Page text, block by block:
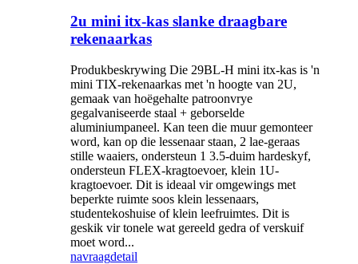
2u mini itx-kas slanke draagbare
rekenaarkas
Produkbeskrywing Die 29BL-H mini itx-kas is 'n
mini TIX-rekenaarkas met 'n hoogte van 2U,
gemaak van hoëgehalte patroonvrye
gegalvaniseerde staal + geborselde
aluminiumpaneel. Kan teen die muur gemonteer
word, kan op die lessenaar staan, 2 lae-geraas
stille waaiers, ondersteun 1 3.5-duim hardeskyf,
ondersteun FLEX-kragtoevoer, klein 1U-
kragtoevoer. Dit is ideaal vir omgewings met
beperkte ruimte soos klein lessenaars,
studentekoshuise of klein leefruimtes. Dit is
geskik vir tonele wat gereeld gedra of verskuif
moet word...
navraagdetail